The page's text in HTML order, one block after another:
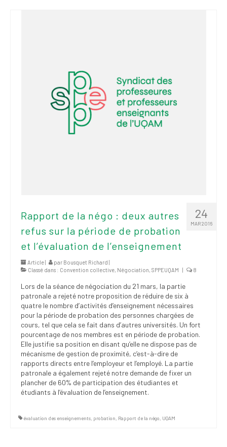
24
MAR 2016
Rapport de la négo : deux autres
refus sur la période de probation
et l’évaluation de l’enseignement
Article | par Bousquet Richard |
Classé dans : Convention collective, Négociation, SPPEUQAM | 8
Lors de la séance de négociation du 21 mars, la partie
patronale a rejeté notre proposition de réduire de six à
quatre le nombre d’activités d’enseignement nécessaires
pour la période de probation des personnes chargées de
cours, tel que cela se fait dans d’autres universités. Un fort
pourcentage de nos membres est en période de probation.
Elle justifie sa position en disant qu’elle ne dispose pas de
mécanisme de gestion de proximité, c’est-à-dire de
rapports directs entre l’employeur et l’employé. La partie
patronale a également rejeté notre demande de fixer un
plancher de 60% de participation des étudiantes et
étudiants à l’évaluation de l’enseignement.
évaluation des enseignements, probation, Rapport de la négo, UQAM